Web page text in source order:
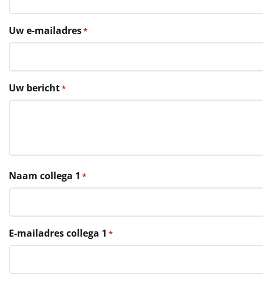
€55 tot €75
€75 tot €100
€100 en hoger
Alle kerstpakketten 2026
Rituals
Mannen
Uw e-mailadres*
Uw bericht*
Naam collega 1 *
E-mailadres collega 1 *